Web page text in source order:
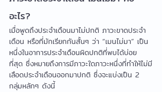
อะไร?
เมื่อพูดถึงประจำเดือนมาไม่ปกติ ภาวะขาดประจำ
เดือน หรือที่มักเรียกกันสั้นๆ ว่า “เมนไม่มา” เป็น
หนึ่งในอาการประจำเดือนผิดปกติที่พบได้บ่อย
ที่สุด ซึ่งหมายถึงการมีภาวะใดภาวะหนึ่งที่ทำให้ไม่มี
เลือดประจำเดือนออกมาปกติ ซึ่งจะแบ่งเป็น 2
กลุ่มหลักๆ ดังนี้